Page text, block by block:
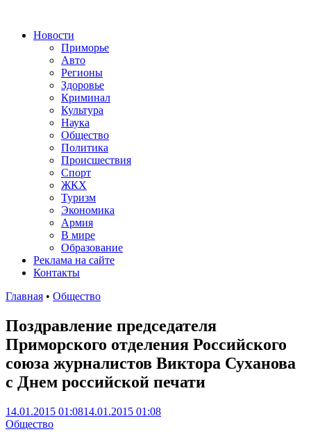
Новости
Приморье
Авто
Регионы
Здоровье
Криминал
Культура
Наука
Общество
Политика
Происшествия
Спорт
ЖКХ
Туризм
Экономика
Армия
В мире
Образование
Реклама на сайте
Контакты
Главная • Общество
Поздравление председателя
Приморского отделения Российского
союза журналистов Виктора Суханова
с Днем российской печати
14.01.2015 01:0814.01.2015 01:08
Общество